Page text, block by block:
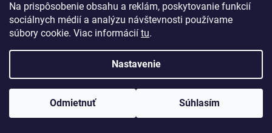
Na prispôsobenie obsahu a reklám, poskytovanie funkcií
sociálnych médií a analýzu návštevnosti používame
súbory cookie. Viac informácií tu.
Nastavenie
Odmietnuť Súhlasím
Čáslav - Bistro Benito
J.Mahena 141/13,Čáslav,28601
Ozvite sa nám a spoločne vytvoríme darček, ktorý bude rovnako
Chcem nezáväznú ponuku